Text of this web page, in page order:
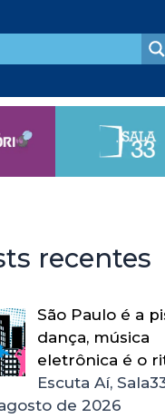
recentes
São Paulo é a
dança, música
eletrônica é o
Escuta Aí,
de 2026